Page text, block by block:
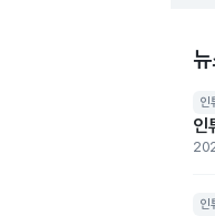
인
인
인